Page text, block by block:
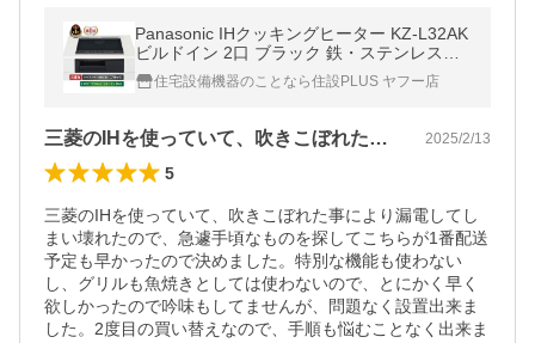
Panasonic IHクッキングヒーター KZ-L32AK
ビルドイン 2口 ブラック 鉄・ステンレス対
応 両面焼き 自動調理 パナソニック
住宅設備機器のことなら住設PLUS ヤフー店
三菱のIHを使っていて、吹きこぼれた事… 2025/2/13
5
三菱のIHを使っていて、吹きこぼれた事により漏電してし
まい壊れたので、急遽手頃なものを探してこちらが1番配送
予定も早かったので決めました。特別な機能も使わない
し、グリルも魚焼きとしては使わないので、とにかく早く
欲しかったので吟味もしてませんが、問題なく設置出来ま
した。2度目の買い替えなので、手順も悩むことなく出来ま